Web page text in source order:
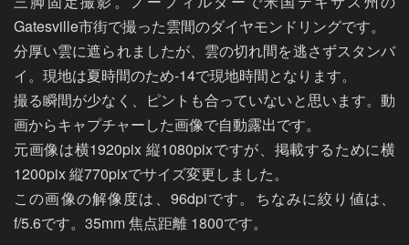
Gatesville市街で撮った雲間のダイヤモンドリングです。
分厚い雲に遮られましたが、雲の切れ間を逃さずスタンバ
イ。現地は夏時間のため-14で現地時間となります。
撮る瞬間が少なく、ピントも合っていないと思います。動
画からキャプチャーした画像で自動露出です。
元画像は横1920pix 縦1080pixですが、掲載するために横
1200pix 縦770pixでサイズ変更しました。
この画像の解像度は、96dpiです。ちなみに絞り値は、
f/5.6です。35mm 焦点距離 1800です。